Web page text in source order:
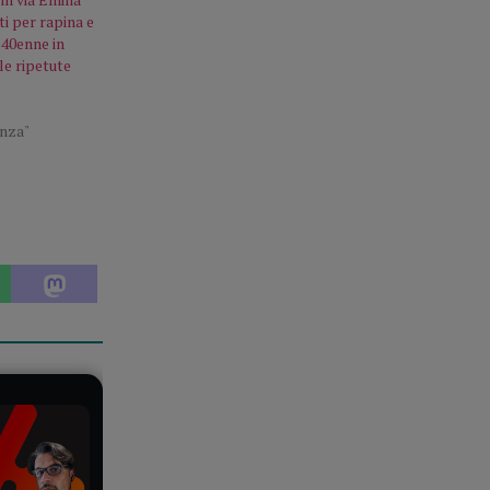
per rapina e
in
ripetute